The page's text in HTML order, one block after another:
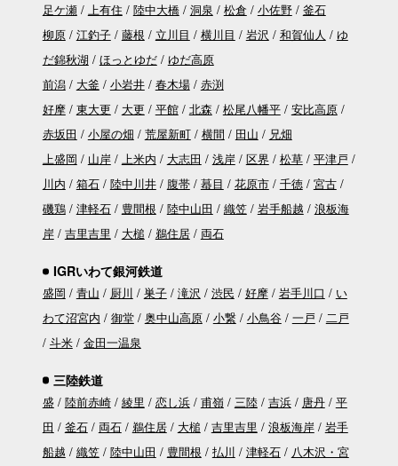
足ケ瀬
上有住 陸中大橋 洞泉 松倉 小佐野
釜石
柳原
江釣子 藤根 立川目 横川目 岩沢 和賀仙人
ゆ
だ錦秋湖
ほっとゆだ
ゆだ高原
前潟
大釜 小岩井 春木場
赤渕
好摩
東大更 大更 平館 北森 松尾八幡平
安比高原
赤坂田
小屋の畑 荒屋新町 横間 田山
兄畑
上盛岡
山岸 上米内 大志田 浅岸 区界 松草
平津戸
川内
箱石 陸中川井 腹帯 蟇目 花原市 千徳
宮古
磯鶏
津軽石 豊間根 陸中山田 織笠 岩手船越
浪板海
岸
吉里吉里 大槌 鵜住居 両石
IGRいわて銀河鉄道
盛岡 青山 厨川 巣子 滝沢 渋民 好摩 岩手川口
い
わて沼宮内
御堂 奥中山高原 小繋 小鳥谷 一戸
二戸
斗米
金田一温泉
三陸鉄道
盛 陸前赤崎 綾里 恋し浜 甫嶺 三陸 吉浜 唐丹
平
田
釜石 両石 鵜住居 大槌 吉里吉里 浪板海岸
岩手
船越
織笠 陸中山田 豊間根 払川 津軽石
八木沢・宮